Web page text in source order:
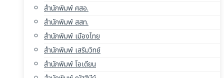
สำนักพิมพ์ ศสอ.
สำนักพิมพ์ สสท.
สำนักพิมพ์ เมืองไทย
สำนักพิมพ์ เสริมวิทย์
สำนักพิมพ์ โอเดียน